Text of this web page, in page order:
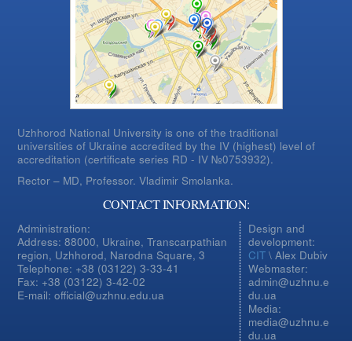
Uzhhorod National University is one of the traditional
universities of Ukraine accredited by the IV (highest) level of
accreditation (certificate series RD - IV №0753932).
Rector – MD, Professor.Vladimir Smolanka.
CONTACT INFORMATION:
Administration:
Address: 88000, Ukraine, Transcarpathian
region, Uzhhorod, Narodna Square, 3
Telephone: +38 (03122) 3-33-41
Fax: +38 (03122) 3-42-02
E-mail: official@uzhnu.edu.ua
Design and
development:
CIT \ Alex Dubiv
Webmaster:
admin@uzhnu.e
du.ua
Media:
media@uzhnu.e
du.ua